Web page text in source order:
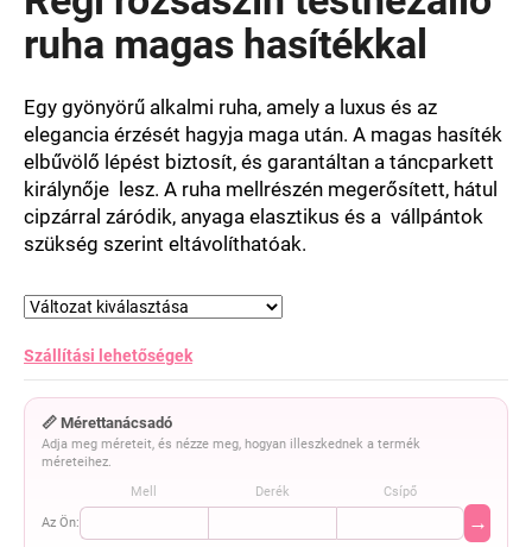
értékelése
ből
csillag.
ruha magas hasítékkal
Egy gyönyörű alkalmi ruha, amely a luxus és az
elegancia érzését hagyja maga után. A magas hasíték
elbűvölő lépést biztosít, és garantáltan a táncparkett
királynője lesz. A ruha mellrészén megerősített, hátul
cipzárral záródik, anyaga elasztikus és a vállpántok
szükség szerint eltávolíthatóak.
Szállítási lehetőségek
📏 Mérettanácsadó
Adja meg méreteit, és nézze meg, hogyan illeszkednek a termék
méreteihez.
Mell
Derék Csípő
Az Ön: →